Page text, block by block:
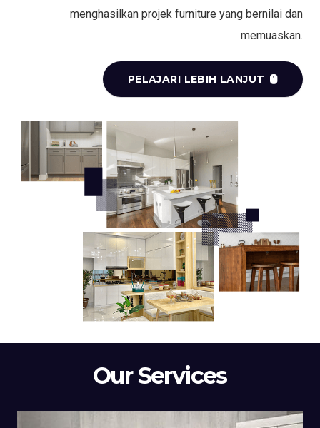
menghasilkan projek furniture yang bernilai dan
memuaskan.
PELAJARI LEBIH LANJUT
Our Services